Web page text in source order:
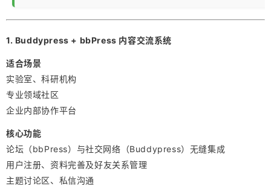
1. Buddypress + bbPress 内容交流系统
适合场景
实验室、科研机构
专业领域社区
企业内部协作平台
核心功能
论坛（bbPress）与社交网络（Buddypress）无缝集成
用户注册、资料完善及好友关系管理
主题讨论区、私信沟通